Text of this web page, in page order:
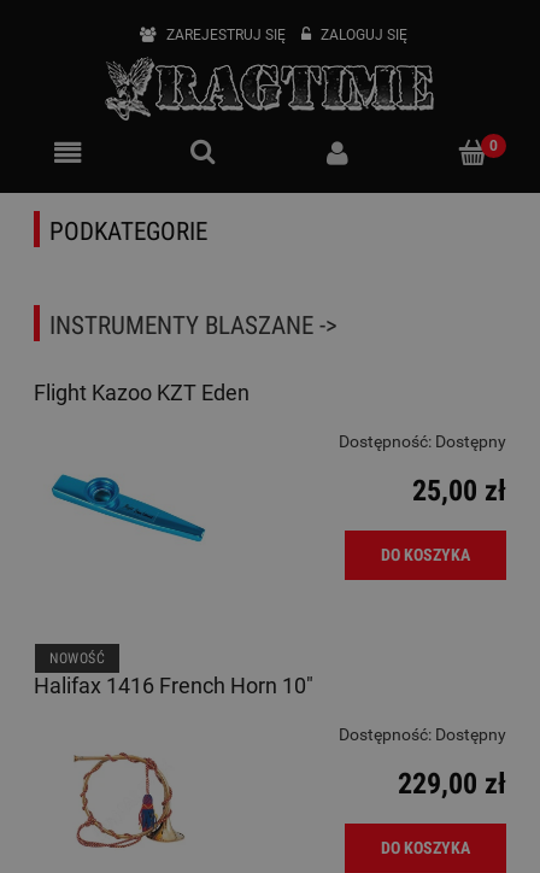
ZAREJESTRUJ SIĘ ZALOGUJ SIĘ
PODKATEGORIE
INSTRUMENTY BLASZANE ->
Flight Kazoo KZT Eden
Dostępność: Dostępny
25,00 zł
DO KOSZYKA
Halifax 1416 French Horn 10"
Dostępność: Dostępny
229,00 zł
DO KOSZYKA
NOWOŚĆ